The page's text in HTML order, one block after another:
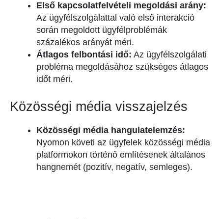
Első kapcsolatfelvételi megoldási arány:
Az ügyfélszolgálattal való első interakció
során megoldott ügyfélproblémák
százalékos arányát méri.
Átlagos felbontási idő: Az ügyfélszolgálati
probléma megoldásához szükséges átlagos
időt méri.
Közösségi média visszajelzés
Közösségi média hangulatelemzés:
Nyomon követi az ügyfelek közösségi média
platformokon történő említésének általános
hangnemét (pozitív, negatív, semleges).